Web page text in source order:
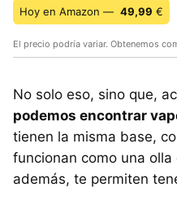
Hoy en Amazon — 49,99 €
El precio podría variar. Obtenemos
No solo eso, sino que,
podemos encontrar
tienen la misma base,
funcionan como una
además, te permiten